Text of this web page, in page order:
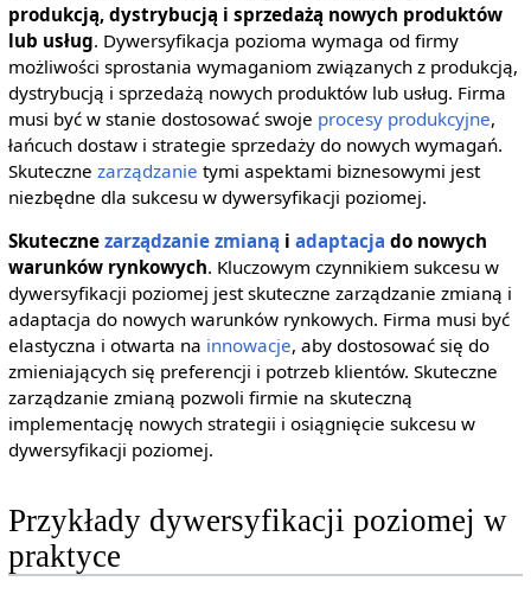
produkcją, dystrybucją i sprzedażą nowych produktów
lub usług. Dywersyfikacja pozioma wymaga od firmy
możliwości sprostania wymaganiom związanych z produkcją,
dystrybucją i sprzedażą nowych produktów lub usług. Firma
musi być w stanie dostosować swoje procesy produkcyjne,
łańcuch dostaw i strategie sprzedaży do nowych wymagań.
Skuteczne zarządzanie tymi aspektami biznesowymi jest
niezbędne dla sukcesu w dywersyfikacji poziomej.
Skuteczne zarządzanie zmianą i adaptacja do nowych
warunków rynkowych. Kluczowym czynnikiem sukcesu w
dywersyfikacji poziomej jest skuteczne zarządzanie zmianą i
adaptacja do nowych warunków rynkowych. Firma musi być
elastyczna i otwarta na innowacje, aby dostosować się do
zmieniających się preferencji i potrzeb klientów. Skuteczne
zarządzanie zmianą pozwoli firmie na skuteczną
implementację nowych strategii i osiągnięcie sukcesu w
dywersyfikacji poziomej.
Przykłady dywersyfikacji poziomej w
praktyce